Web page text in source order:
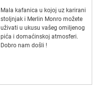
Mala kafanica u kojoj uz karirani
stoljnjak i Merlin Monro možete
uživati u ukusu vašeg omiljenog
pića i domaćinskoj atmosferi.
Dobro nam došli !